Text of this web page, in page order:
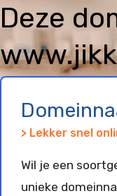
Deze
> Lekker snel
Wil je een
unieke